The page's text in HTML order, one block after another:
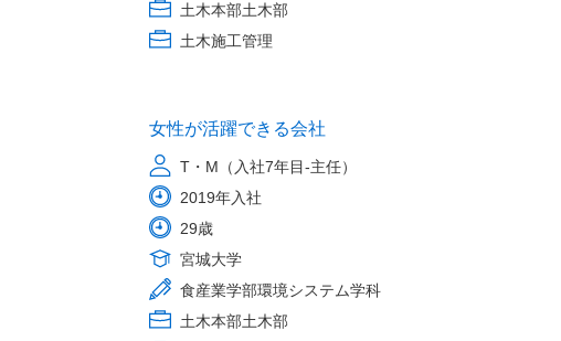
土木本部土木部
土木施工管理
女性が活躍できる会社
T・M（入社7年目-主任）
2019年入社
29歳
宮城大学
食産業学部環境システム学科
土木本部土木部